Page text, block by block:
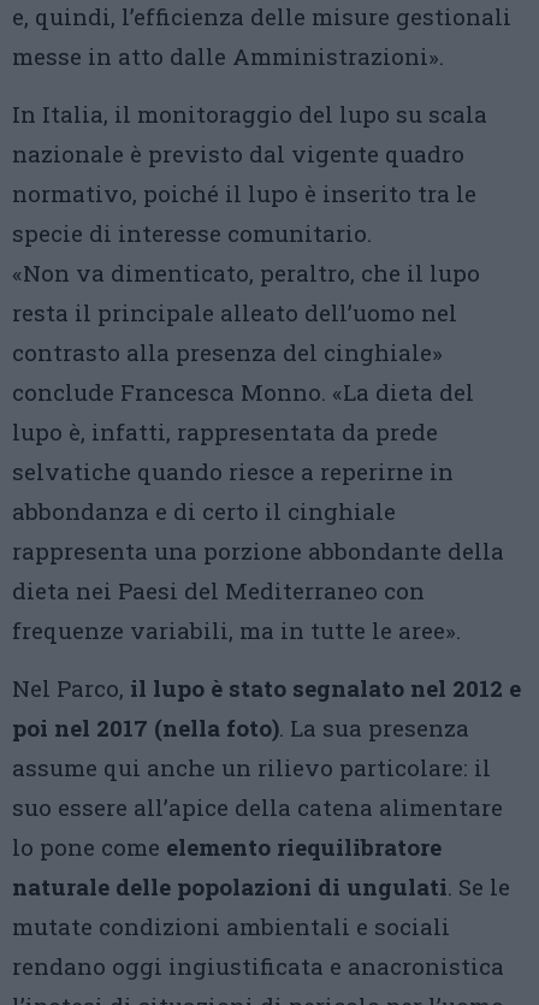
e, quindi, l’efficienza delle misure gestionali
messe in atto dalle Amministrazioni».
In Italia, il monitoraggio del lupo su scala
nazionale è previsto dal vigente quadro
normativo, poiché il lupo è inserito tra le
specie di interesse comunitario.
«Non va dimenticato, peraltro, che il lupo
resta il principale alleato dell’uomo nel
contrasto alla presenza del cinghiale»
conclude Francesca Monno. «La dieta del
lupo è, infatti, rappresentata da prede
selvatiche quando riesce a reperirne in
abbondanza e di certo il cinghiale
rappresenta una porzione abbondante della
dieta nei Paesi del Mediterraneo con
frequenze variabili, ma in tutte le aree».
Nel Parco, il lupo è stato segnalato nel 2012 e
poi nel 2017 (nella foto). La sua presenza
assume qui anche un rilievo particolare: il
suo essere all’apice della catena alimentare
lo pone come elemento riequilibratore
naturale delle popolazioni di ungulati. Se le
mutate condizioni ambientali e sociali
rendano oggi ingiustificata e anacronistica